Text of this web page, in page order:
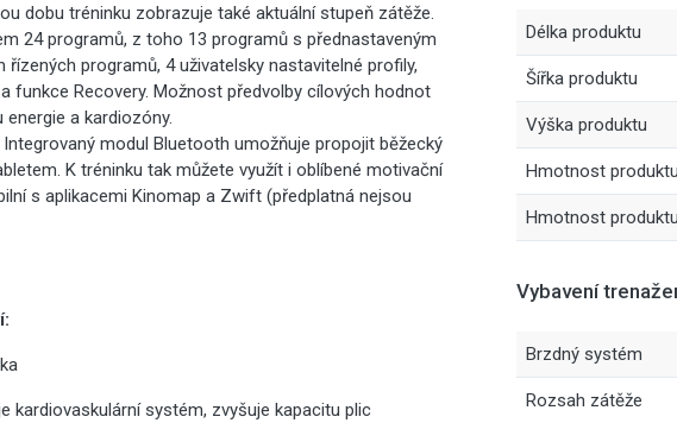
dobu tréninku zobrazuje také aktuální stupeň zátěže.
24 programů, z toho 13 programů s přednastaveným
programů, 4 uživatelsky nastavitelné profily,
funkce Recovery. Možnost předvolby cílových hodnot
a kardiozóny.
Integrovaný modul Bluetooth umožňuje propojit běžecký
K tréninku tak můžete využít i oblíbené motivační
s aplikacemi Kinomap a Zwift (předplatná nejsou
kardiovaskulární systém, zvyšuje kapacitu plic
Délka produktu
Šířka produktu
Výška produktu
Hmotnost produktu
Hmotnost
Vybavení
Brzdný systém
Rozsah zátěže